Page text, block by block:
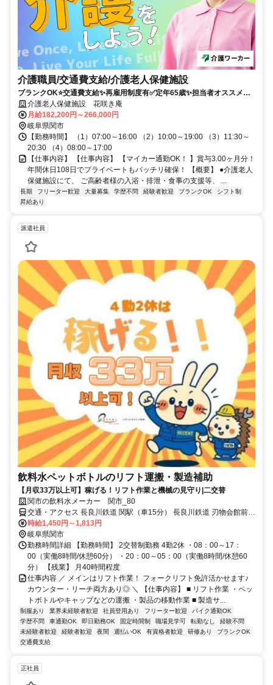
介護職員/交通費支給/介護老人保健施設
ブランクOK⭐️交通費支給✨再雇用制度有✅️定年65歳✨担当者オススメ⭕️
未経験歓迎✨研修支援有❗️経験者優遇⭐️車通勤ＯＫ✊️週休2日
介護老人保健施設 花咲き庵
月給182,200円～266,000円
岐阜県関市
【勤務時間】 （1）07:00～16:00 （2）10:00～19:00 （3）11:30～
20:30 （4）08:00～17:00
【仕事内容】 【仕事内容】 【マイカー通勤OK！ 】賞与3.00ヶ月分！
年間休日108日でプライベートもバッチリ確保！ 【概要】 ●介護老人
保健施設にて、 ご高齢者様の入浴・排泄・食事の支援等、 ...
長期 フリーター歓迎 大量募集 学歴不問 経験者歓迎 ブランクOK
シフト制
昇給あり
派遣社員
飲料水ペットボトルのリフト運搬・製造補助
【月収33万以上可】稼げる！リフト作業と機械の見守り|二交替
関市の飲料水メーカー 関市_80
交通・アクセス 長良川鉄道 関駅（車15分） 長良川鉄道 刃物会館前駅
（車16分） 長良川鉄道 関下有知駅（車17分）
時給1,450円～1,813円
岐阜県関市
勤務時間詳細 【勤務時間】 2交替制勤務 4勤2休 ・08：00～17：
00（実働8時間/休憩60分） ・20：00～05：00（実働8時間/休憩60
分） 【残業】 月40時間程度
仕事内容 ／ メインはリフト作業！ フォークリフト免許活かせます♪
カウンター・リーチ両方あり◎ ＼ 【仕事内容】 ■ リフト作業 ・ペッ
トボトルやキャップなどの運搬 ・製品の移動作業 ■ 製造サ...
制服あり 業界未経験者歓迎 社員登用あり フリーター歓迎
バイク通勤OK
学歴不問
車通勤OK 即日勤務OK 固定時間制 職場見学可 転勤なし
経験不問
未経験者歓迎
経験者歓迎 夜間 週払いOK 有資格者歓迎 研修あり
ブランクOK
交通費支給
正社員